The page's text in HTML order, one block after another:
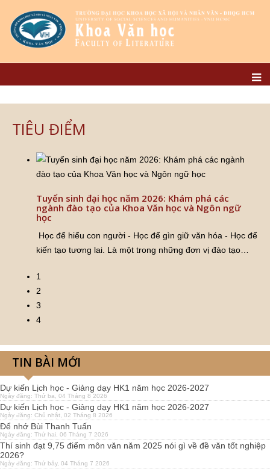
TIÊU ĐIỂM
Tuyển sinh đại học năm 2026: Khám phá các
ngành đào tạo của Khoa Văn học và Ngôn ngữ
học
Học để hiểu con người - Học để gìn giữ văn hóa - Học để
kiến tạo tương lai. Là một trong những đơn vị đào tạo
1
2
3
4
TIN BÀI MỚI
Dự kiến Lịch học - Giảng dạy HK1 năm học 2026-2027
Ngày đăng: Thứ ba, 04 Tháng 8 2026
Dự kiến Lịch học - Giảng dạy HK1 năm học 2026-2027
Ngày đăng: Chủ nhật, 02 Tháng 8 2026
Để nhớ Bùi Thanh Tuấn
Ngày đăng: Thứ hai, 06 Tháng 7 2026
Thí sinh đạt 9,75 điểm môn văn năm 2025 nói gì về đề văn tốt nghiệp
2026?
Ngày đăng: Thứ bảy, 04 Tháng 7 2026